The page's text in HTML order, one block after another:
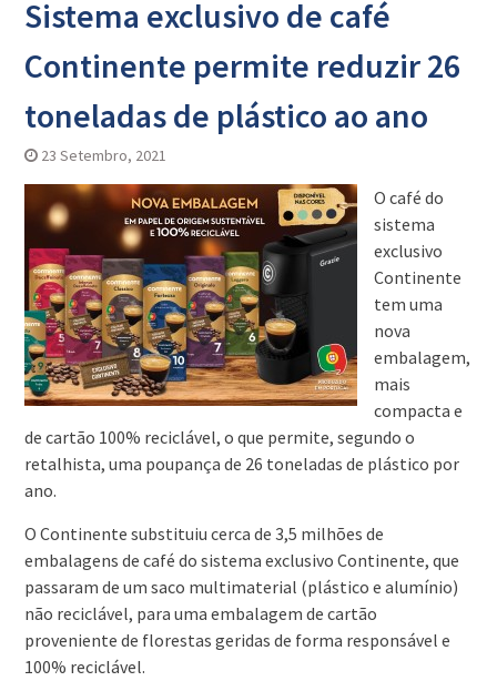
Sistema exclusivo de café
Continente permite reduzir 26
toneladas de plástico ao ano
23 Setembro, 2021
O café do
sistema
exclusivo
Continente
tem uma
nova
embalagem,
mais
compacta e
de cartão 100% reciclável, o que permite, segundo o
retalhista, uma poupança de 26 toneladas de plástico por
ano.
O Continente substituiu cerca de 3,5 milhões de
embalagens de café do sistema exclusivo Continente, que
passaram de um saco multimaterial (plástico e alumínio)
não reciclável, para uma embalagem de cartão
proveniente de florestas geridas de forma responsável e
100% reciclável.